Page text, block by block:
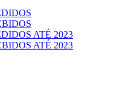
ATÉ 2023
ATÉ 2023